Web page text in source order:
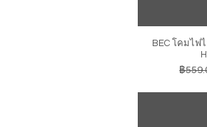
ดูข้
BEC โคมไฟ
ราคา
฿